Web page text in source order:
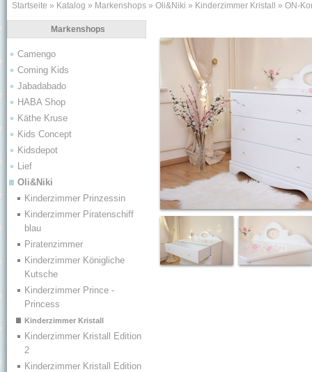
Startseite » Katalog » Markenshops » Oli&Niki » Kinderzimmer Kristall » ON-
Markenshops
Camengo
Coming Kids
Jabadabado
HABA Shop
Käthe Kruse
Kids Concept
Kidsdepot
Lief
Oli&Niki
Kinderzimmer Prinzessin
Kinderzimmer Piratenschiff
blau
Piratenzimmer
Kinderzimmer Königliche
Kutsche
Kinderzimmer Prince -
Princess
Kinderzimmer Kristall
Kinderzimmer Kristall Edition
2
Kinderzimmer Kristall Edition